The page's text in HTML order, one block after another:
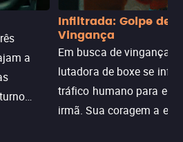
a
Infiltrada: Golpe de
Vingança
Em busca de vingança,
lutadora de boxe se
tráfico humano para
irmã. Sua coragem a